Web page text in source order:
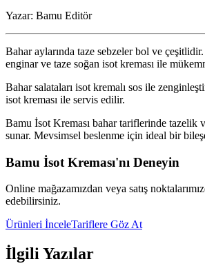
Yazar: Bamu Editör
Bahar aylarında taze sebzeler bol ve
enginar ve taze soğan isot kreması ile
Bahar salataları isot kremalı sos ile
isot kreması ile servis edilir.
Bamu İsot Kreması bahar tariflerinde tazelik
sunar. Mevsimsel beslenme için ideal bir
Bamu İsot Kreması'nı Deneyin
Online mağazamızdan veya satış
edebilirsiniz.
Ürünleri İnceleTariflere Göz At
İlgili Yazılar